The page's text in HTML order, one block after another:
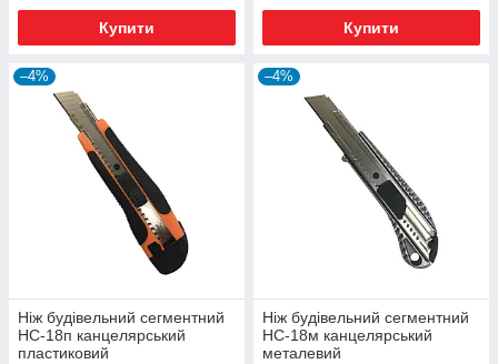
Купити Купити
–4%
Ніж будівельний сегментний
НС-18п канцелярський
пластиковий
–4%
Ніж будівельний сегментний
НС-18м канцелярський
металевий